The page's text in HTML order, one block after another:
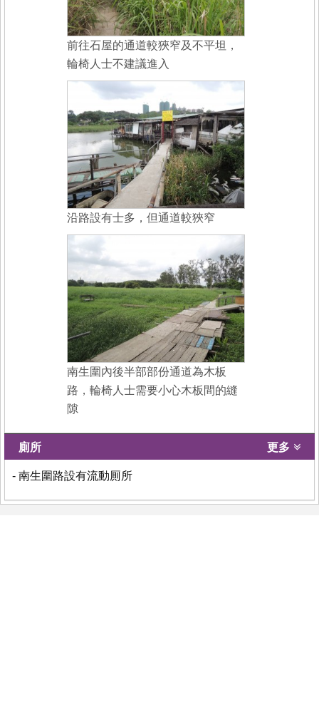
前往石屋的通道較狹窄及不平坦，
輪椅人士不建議進入
沿路設有士多，但通道較狹窄
南生圍內後半部部份通道為木板
路，輪椅人士需要小心木板間的縫
隙
廁所 更多
- 南生圍路設有流動厠所